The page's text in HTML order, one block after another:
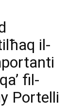
il-
fil-
Portelli